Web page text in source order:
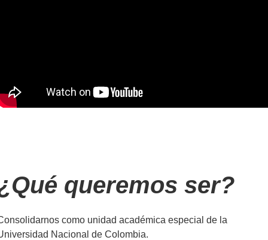
queremos ser?
como unidad académica especial de la
Nacional de Colombia.